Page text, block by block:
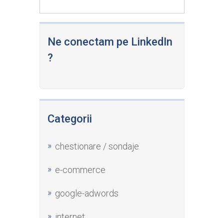
Ne conectam pe LinkedIn
?
Categorii
chestionare / sondaje
e-commerce
google-adwords